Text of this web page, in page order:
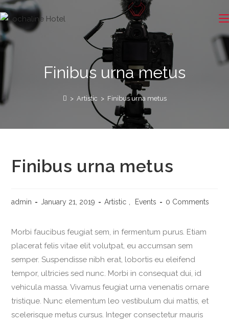
Finibus urna metus
> Artistic > Finibus urna metus
Finibus urna metus
admin January 21, 2019 Artistic Events 0 Comments
Morbi faucibus feugiat sem, in fermentum purus. Etiam
placerat felis vitae elit volutpat, eu accumsan sem
semper. Suspendisse nibh erat, lobortis eu eleifend
tempor, ultricies sed nunc. Morbi in consequat dui, id
vehicula massa. Vivamus feugiat urna venenatis ornare
tristique. Nunc elementum leo vestibulum dui mattis, et
scelerisque metus cursus. Integer consectetur mauris